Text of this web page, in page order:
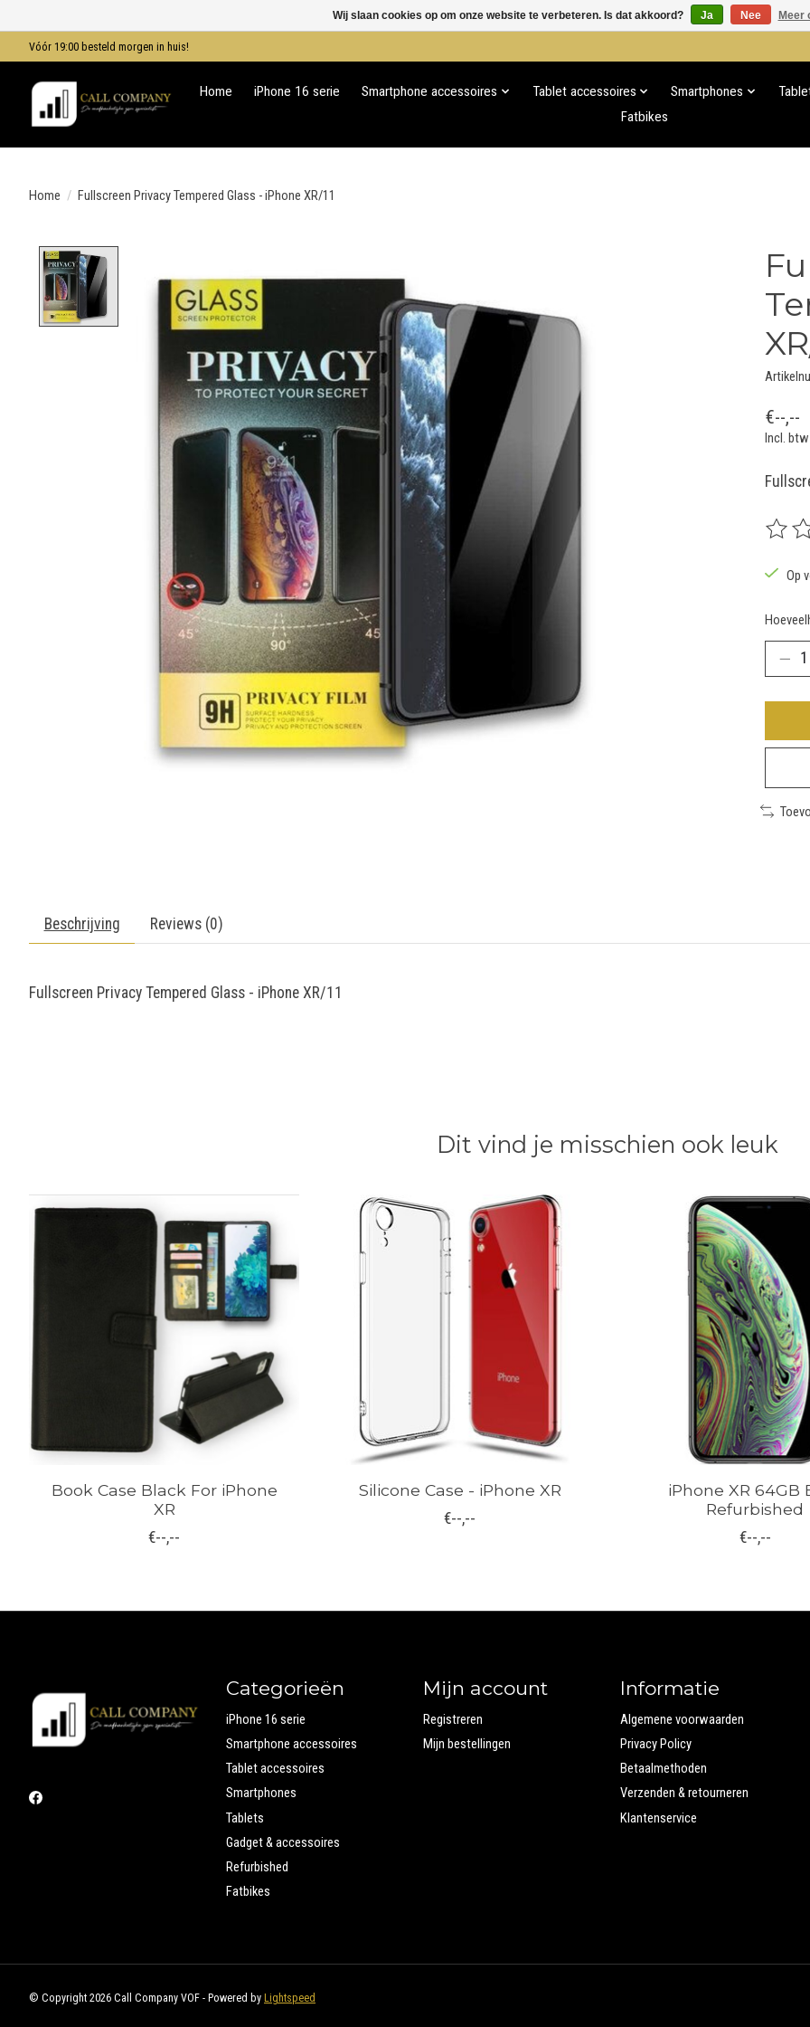
Vóór 19:00 besteld morgen in huis!
Home iPhone 16 serie Smartphone accessoires Tablet accessoires Smartphones
Fatbikes
Home / Fullscreen Privacy Tempered Glass - iPhone XR/11
€--,--
Incl. btw
De
Op
Beschrijving Reviews (0)
Fullscreen Privacy Tempered Glass - iPhone XR/11
Dit vind je misschien ook leuk
Items van productcarrousel
Book Case Black For iPhone
XR
€--,--
Silicone Case - iPhone XR
€--,--
iPhone XR 64GB
Refurbished
€--,--
Categorieën
iPhone 16 serie
Smartphone accessoires
Tablet accessoires
Smartphones
Tablets
Gadget & accessoires
Refurbished
Fatbikes
Mijn account
Registreren
Mijn bestellingen
Informatie
Algemene voorwaarden
Privacy Policy
Betaalmethoden
Verzenden & retourneren
Klantenservice
© Copyright 2026 Call Company VOF - Powered by Lightspeed
Wij slaan cookies op om onze website te verbeteren. Is dat akkoord? Ja Nee Meer